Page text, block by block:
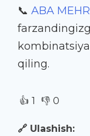
📞 ABA
qiling.
👍 1 👎 0
🔗 Ulashish: